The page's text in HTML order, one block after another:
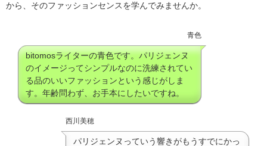
から、そのファッションセンスを学んでみませんか。
青色
bitomosライターの青色です。パリジェンヌ
のイメージってシンプルなのに洗練されてい
る品のいいファッションという感じがしま
す。年齢問わず、お手本にしたいですね。
西川美穂
パリジェンヌっていう響きがもうすでにかっ